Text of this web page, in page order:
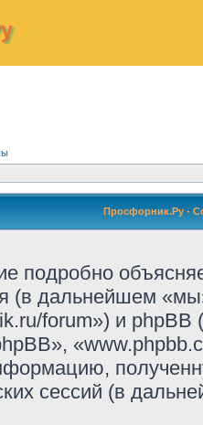
Просфорник.Ру -
подробно
(в дальнейшем
forum») и
сессий (в